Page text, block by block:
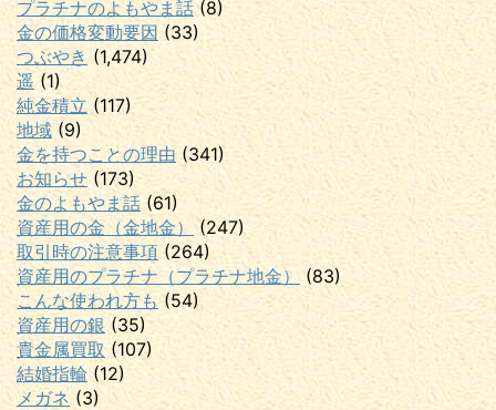
プラチナのよもやま話(8)
金の価格変動要因 (33)
つぶやき (1,474)
遥(1)
純金積立 (117)
地域 (9)
金を持つことの理由 (341)
お知らせ (173)
金のよもやま話 (61)
資産用の金（金地金） (247)
取引時の注意事項 (264)
資産用のプラチナ（プラチナ地金）
(83)
こんな使われ方も (54)
資産用の銀 (35)
貴金属買取 (107)
結婚指輪 (12)
メガネ(3)